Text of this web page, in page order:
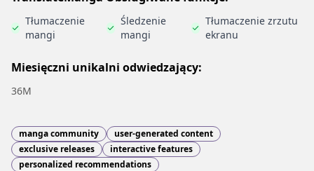
Tłumaczenie
mangi
Śledzenie
mangi
Tłumaczenie zrzutu
ekranu
Miesięczni unikalni odwiedzający:
36M
manga community
user-generated content
exclusive releases
interactive features
personalized recommendations